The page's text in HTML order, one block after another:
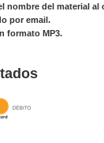
nombre del material al
por email.
formato MP3.